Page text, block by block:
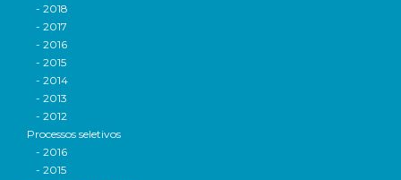
- 2018
- 2017
- 2016
- 2015
- 2014
- 2013
- 2012
Processos seletivos
- 2016
- 2015